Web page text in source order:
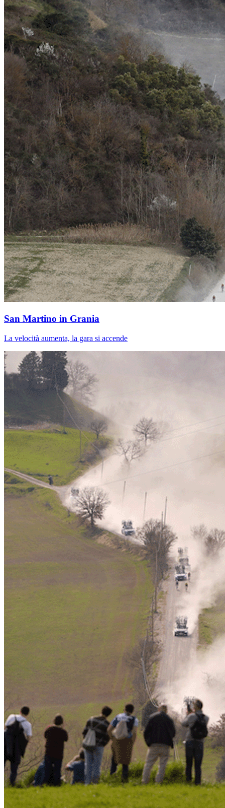
San Martino in Grania
La velocità aumenta, la gara si accende